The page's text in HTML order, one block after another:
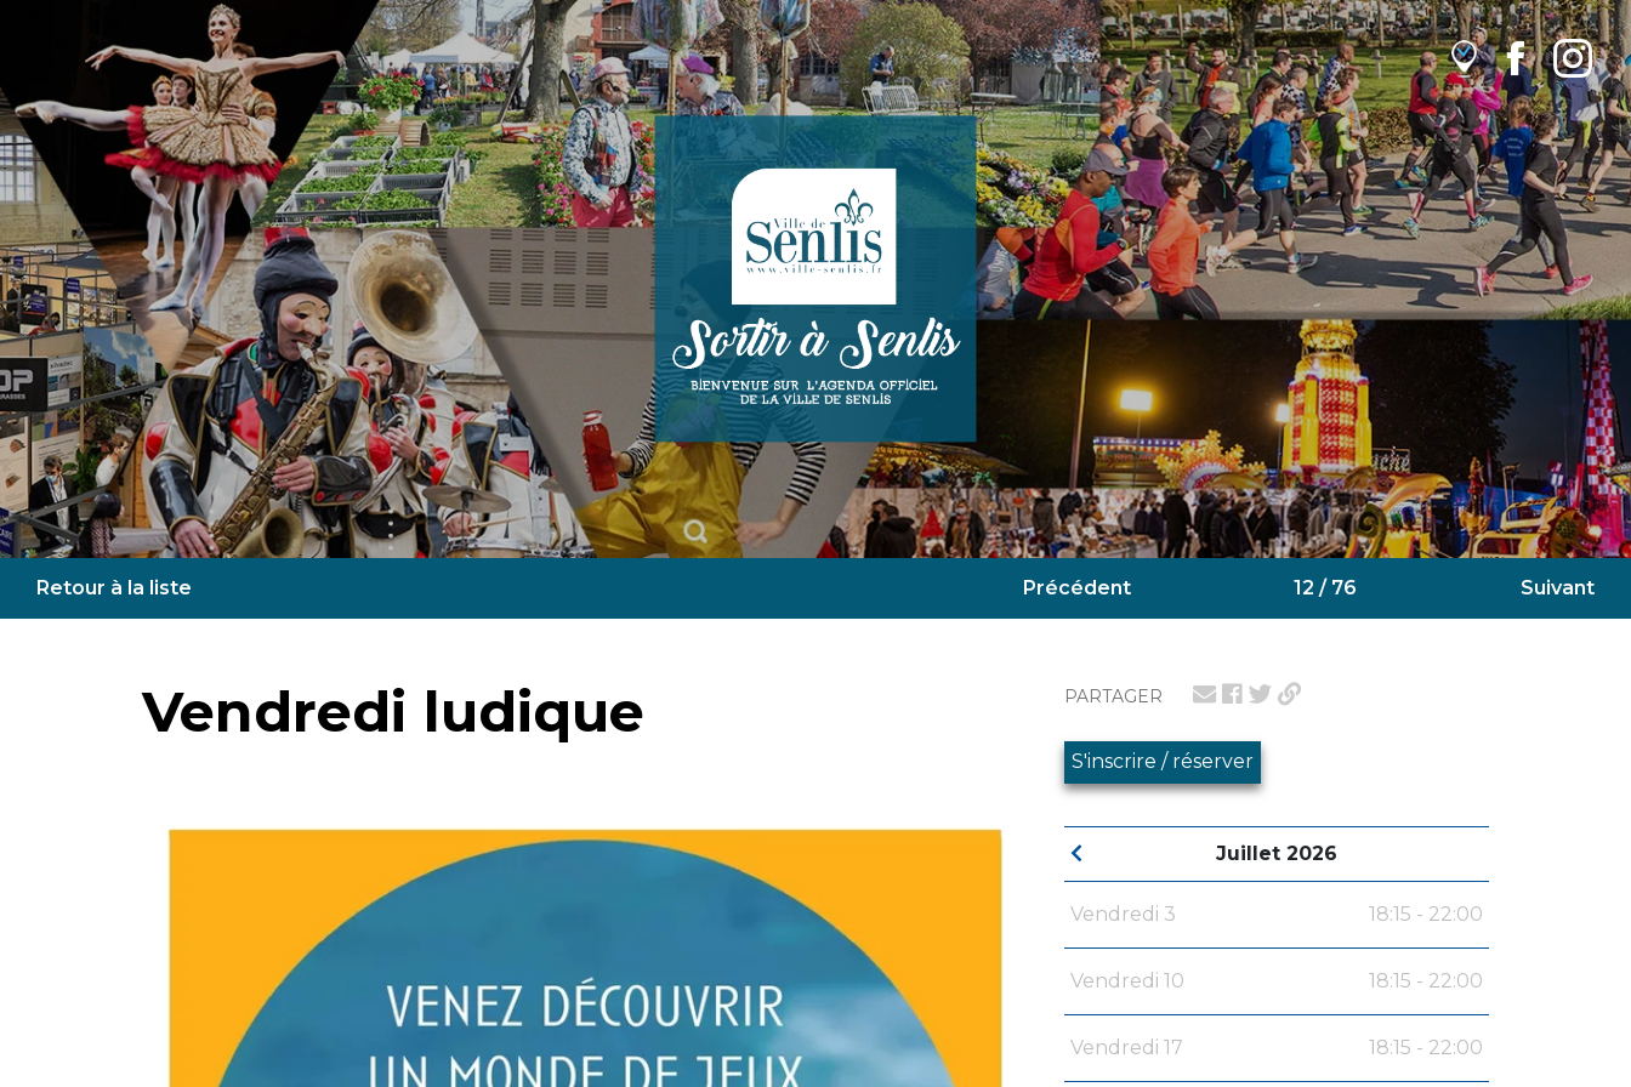
Retour à la liste Précédent 12 / 76 Suivant
PARTAGER
S'inscrire / réserver
Juillet 2026
Vendredi 3 18:15 - 22:00
Vendredi 10 18:15 - 22:00
Vendredi 17 18:15 - 22:00
Vendredi ludique